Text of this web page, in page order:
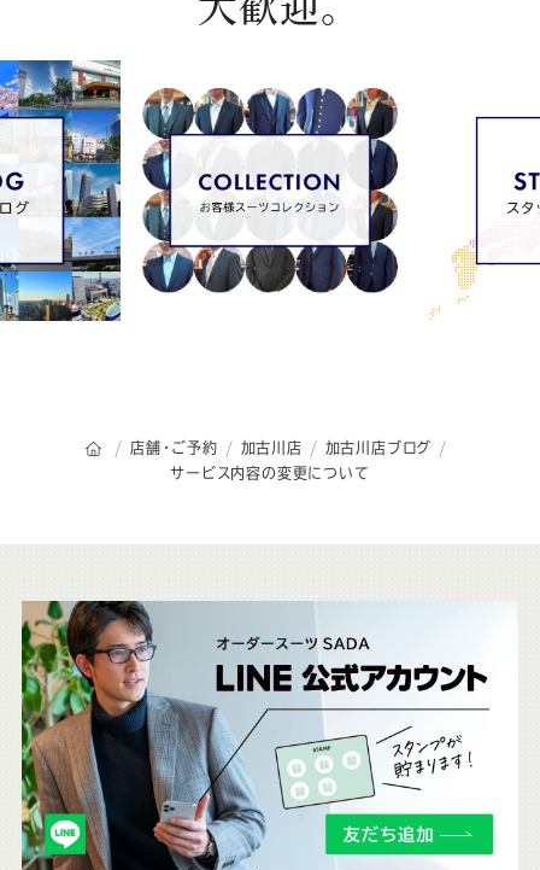
オーダースーツSADAのトップページ
店舗・ご予約 加古川店
加古川店ブログ
サービス内容の変更について
こ
ち
ら
も
チ